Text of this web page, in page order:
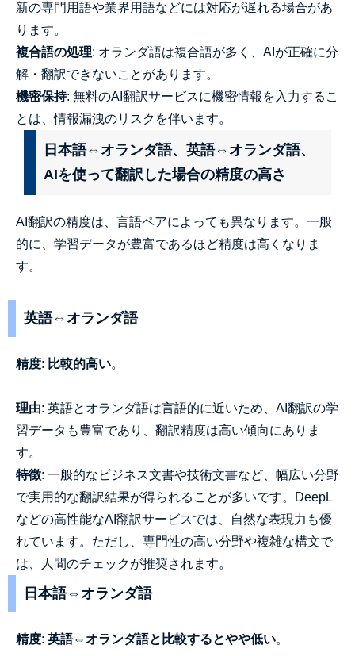
新の専門用語や業界用語などには対応が遅れる場合があ
ります。
複合語の処理: オランダ語は複合語が多く、AIが正確に分
解・翻訳できないことがあります。
機密保持: 無料のAI翻訳サービスに機密情報を入力するこ
とは、情報漏洩のリスクを伴います。
日本語⇔オランダ語、英語⇔オランダ語、
AIを使って翻訳した場合の精度の高さ
AI翻訳の精度は、言語ペアによっても異なります。一般
的に、学習データが豊富であるほど精度は高くなりま
す。
英語⇔オランダ語
精度: 比較的高い。
理由: 英語とオランダ語は言語的に近いため、AI翻訳の学
習データも豊富であり、翻訳精度は高い傾向にありま
す。
特徴: 一般的なビジネス文書や技術文書など、幅広い分野
で実用的な翻訳結果が得られることが多いです。DeepL
などの高性能なAI翻訳サービスでは、自然な表現力も優
れています。ただし、専門性の高い分野や複雑な構文で
は、人間のチェックが推奨されます。
日本語⇔オランダ語
精度: 英語⇔オランダ語と比較するとやや低い。